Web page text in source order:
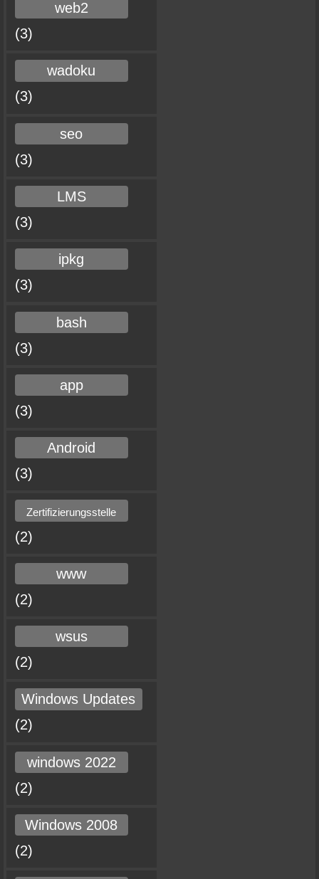
web2
(3)
wadoku
(3)
seo
(3)
LMS
(3)
ipkg
(3)
bash
(3)
app
(3)
Android
(3)
Zertifizierungsstelle
(2)
www
(2)
wsus
(2)
Windows Updates
(2)
windows 2022
(2)
Windows 2008
(2)